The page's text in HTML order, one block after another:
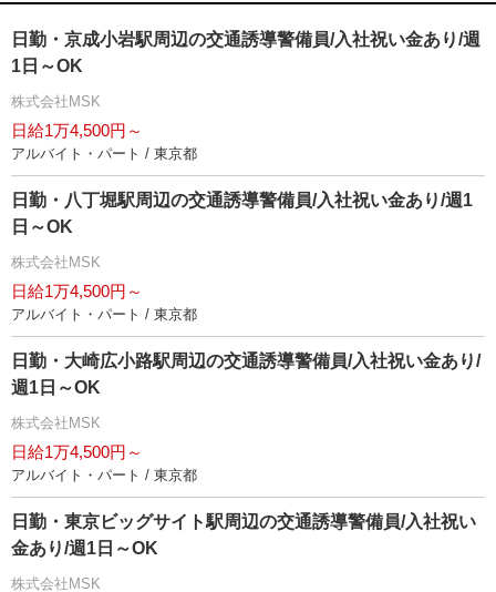
日勤・京成小岩駅周辺の交通誘導警備員/入社祝い金あり/週
1日～OK
株式会社MSK
日給1万4,500円～
アルバイト・パート / 東京都
日勤・八丁堀駅周辺の交通誘導警備員/入社祝い金あり/週1
日～OK
株式会社MSK
日給1万4,500円～
アルバイト・パート / 東京都
日勤・大崎広小路駅周辺の交通誘導警備員/入社祝い金あり/
週1日～OK
株式会社MSK
日給1万4,500円～
アルバイト・パート / 東京都
日勤・東京ビッグサイト駅周辺の交通誘導警備員/入社祝い
金あり/週1日～OK
株式会社MSK